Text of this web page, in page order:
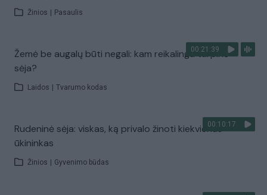
Žinios Pasaulis
00:21:39
Žemė be augalų būti negali: kam reikalinga tarpinė
sėja?
Laidos Tvarumo kodas
00:10:17
Rudeninė sėja: viskas, ką privalo žinoti kiekvienas
ūkininkas
Žinios Gyvenimo būdas